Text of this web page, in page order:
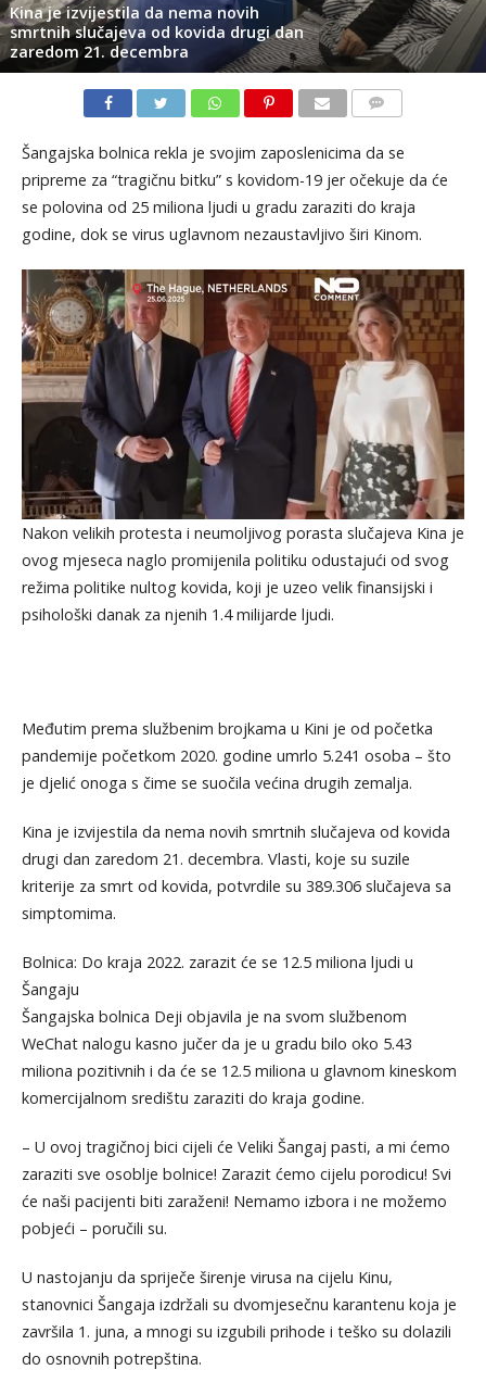
Kina je izvijestila da nema novih
smrtnih slučajeva od kovida drugi dan
zaredom 21. decembra
Šangajska bolnica rekla je svojim zaposlenicima da se
pripreme za “tragičnu bitku” s kovidom-19 jer očekuje da će
se polovina od 25 miliona ljudi u gradu zaraziti do kraja
godine, dok se virus uglavnom nezaustavljivo širi Kinom.
Nakon velikih protesta i neumoljivog porasta slučajeva Kina je
ovog mjeseca naglo promijenila politiku odustajući od svog
režima politike nultog kovida, koji je uzeo velik finansijski i
psihološki danak za njenih 1.4 milijarde ljudi.
Međutim prema službenim brojkama u Kini je od početka
pandemije početkom 2020. godine umrlo 5.241 osoba – što
je djelić onoga s čime se suočila većina drugih zemalja.
Kina je izvijestila da nema novih smrtnih slučajeva od kovida
drugi dan zaredom 21. decembra. Vlasti, koje su suzile
kriterije za smrt od kovida, potvrdile su 389.306 slučajeva sa
simptomima.
Bolnica: Do kraja 2022. zarazit će se 12.5 miliona ljudi u
Šangaju
Šangajska bolnica Deji objavila je na svom službenom
WeChat nalogu kasno jučer da je u gradu bilo oko 5.43
miliona pozitivnih i da će se 12.5 miliona u glavnom kineskom
komercijalnom središtu zaraziti do kraja godine.
– U ovoj tragičnoj bici cijeli će Veliki Šangaj pasti, a mi ćemo
zaraziti sve osoblje bolnice! Zarazit ćemo cijelu porodicu! Svi
će naši pacijenti biti zaraženi! Nemamo izbora i ne možemo
pobjeći – poručili su.
U nastojanju da spriječe širenje virusa na cijelu Kinu,
stanovnici Šangaja izdržali su dvomjesečnu karantenu koja je
završila 1. juna, a mnogi su izgubili prihode i teško su dolazili
do osnovnih potrepština.